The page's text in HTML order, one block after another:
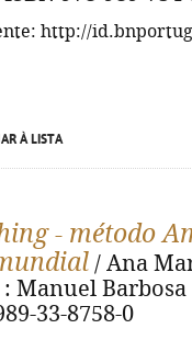
http://
À LISTA
- método
/ Ana
: Manuel
33-8758-0